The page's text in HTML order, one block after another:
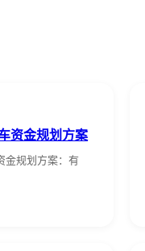
资金规划方案
金规划方案：有